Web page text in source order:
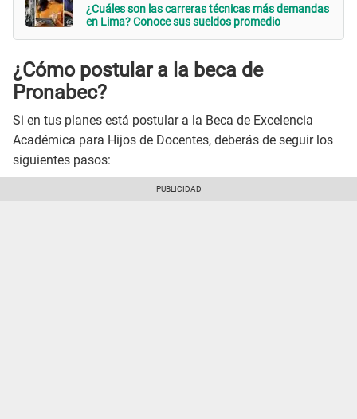
¿Cuáles son las carreras técnicas más demandas
en Lima? Conoce sus sueldos promedio
¿Cómo postular a la beca de
Pronabec?
Si en tus planes está postular a la Beca de Excelencia
Académica para Hijos de Docentes, deberás de seguir los
siguientes pasos: